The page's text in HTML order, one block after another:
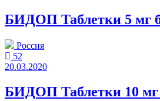
БИДОП Таблетки 5 мг
Россия
52
20.03.2020
БИДОП Таблетки 10 мг